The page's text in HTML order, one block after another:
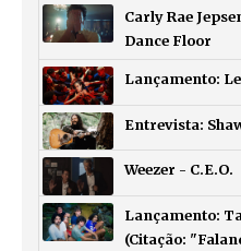
Carly Rae
Dance Floor
Lançamento:
Entrevista:
Weezer - C.E.O.
Lançamento:
(Citação: